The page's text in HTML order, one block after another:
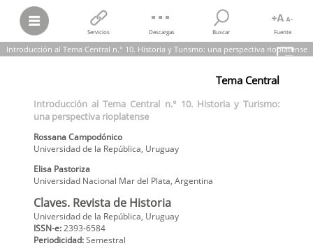
Servicios Descargas Buscar Fuente
Introducción al Tema Central n.° 10. Historia y Turismo: una perspectiva rioplatense
Rossana Campodónico; Elisa Pastoriza
Introducción al Tema Central n.° 10. Historia y Turismo: una
Claves. Revista de Historia,vol.6, núm. 10, 2020
Universidad de la República
Tema Central
Introducción al Tema Central n.° 10. Historia y Turismo:
una perspectiva rioplatense
RossanaCampodónico
Universidad de la República, Uruguay
Elisa Pastoriza
Universidad Nacional Mar del Plata, Argentina
Claves. Revista de Historia
Universidad de la República, Uruguay
ISSN-e:2393-6584
Periodicidad:Semestral